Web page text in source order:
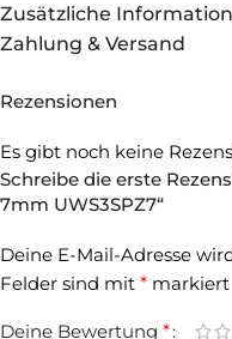
Zusätzliche
Zahlung & Versand
Rezensionen
Es gibt noch keine
Schreibe die erste
7mm UWS3SPZ7“
Deine E-Mail-Adresse
Felder sind mit * markiert
Deine Bewertung *